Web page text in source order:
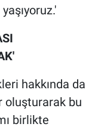
hakkında da
oluşturarak bu
birlikte